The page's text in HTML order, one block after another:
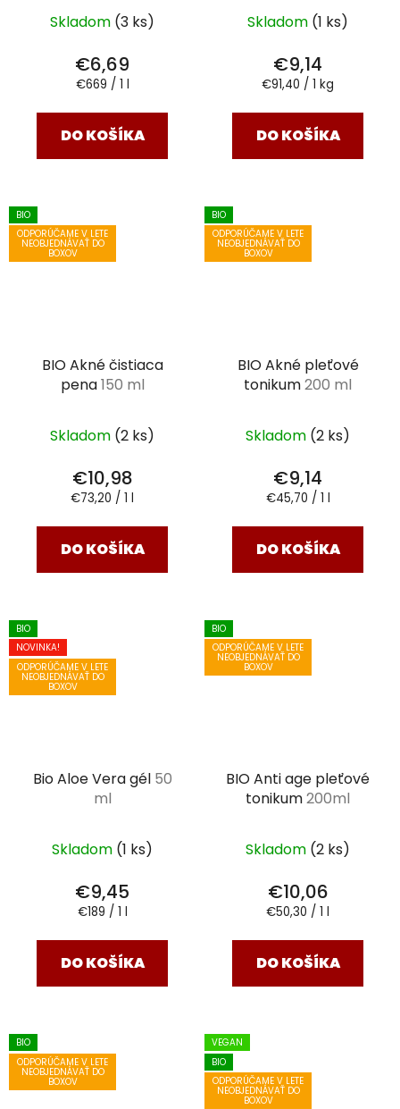
Skladom (3 ks)
€6,69
Jednotková
€669 / 1 l
DO KOŠÍKA
Skladom (1 ks)
€9,14
Jednotková
€91,40 / 1 kg
DO KOŠÍKA
BIO
ODPORÚČAME V LETE
NEOBJEDNÁVAŤ DO
BOXOV
BIO Akné čistiaca
pena150 ml
Skladom (2 ks)
€10,98
Jednotková
€73,20 / 1 l
DO KOŠÍKA
BIO
ODPORÚČAME V LETE
NEOBJEDNÁVAŤ DO
BOXOV
BIO Akné pleťové
tonikum200 ml
Skladom (2 ks)
€9,14
Jednotková
€45,70 / 1 l
DO KOŠÍKA
BIO
NOVINKA!
ODPORÚČAME V LETE
NEOBJEDNÁVAŤ DO
BOXOV
Bio Aloe Vera gél 50
ml
Skladom (1 ks)
€9,45
Jednotková
€189 / 1 l
DO KOŠÍKA
BIO
ODPORÚČAME V LETE
NEOBJEDNÁVAŤ DO
BOXOV
BIO Anti age pleťové
tonikum200ml
Skladom (2 ks)
€10,06
Jednotková
€50,30 / 1 l
DO KOŠÍKA
BIO
ODPORÚČAME V LETE
NEOBJEDNÁVAŤ DO
BOXOV
VEGAN
BIO
ODPORÚČAME V LETE
NEOBJEDNÁVAŤ DO
BOXOV